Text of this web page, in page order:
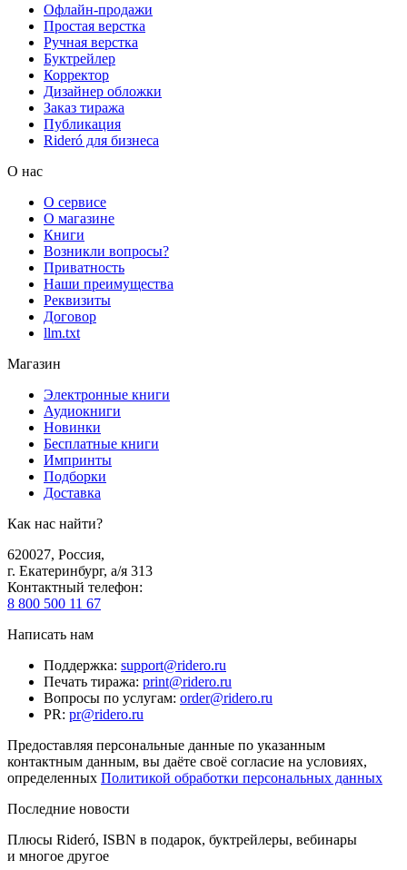
Офлайн-продажи
Простая верстка
Ручная верстка
Буктрейлер
Корректор
Дизайнер обложки
Заказ тиража
Публикация
Rideró для бизнеса
О нас
О сервисе
О магазине
Книги
Возникли вопросы?
Приватность
Наши преимущества
Реквизиты
Договор
llm.txt
Магазин
Электронные книги
Аудиокниги
Новинки
Бесплатные книги
Импринты
Подборки
Доставка
Как нас найти?
620027, Россия,
г. Екатеринбург, а/я 313
Контактный телефон:
8 800 500 11 67
Написать нам
Поддержка: support@ridero.ru
Печать тиража: print@ridero.ru
Вопросы по услугам: order@ridero.ru
PR: pr@ridero.ru
Предоставляя персональные данные по указанным
контактным данным, вы даёте своё согласие на условиях,
определенных Политикой обработки персональных данных
Последние новости
Плюсы Rideró, ISBN в подарок, буктрейлеры, вебинары
и многое другое